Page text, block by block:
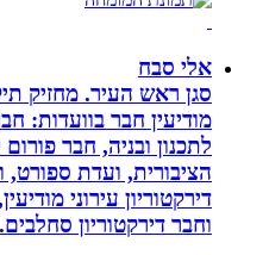
אלי סבח
סגן ראש העיר. מחזיק תיק:
מודיעין חבר בוועדות: חבר
לתכנון ובניה, חבר פורום
הציבורית, ועדת ספורט, ועדת
דירקטוריון עירוני מודיעין,
וחבר דירקטוריון סחלבים.